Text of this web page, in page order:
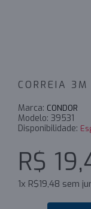
CORREIA
Marca: CONDOR
Modelo: 39531
Disponibilidade:
R$
1x R$19,48 sem